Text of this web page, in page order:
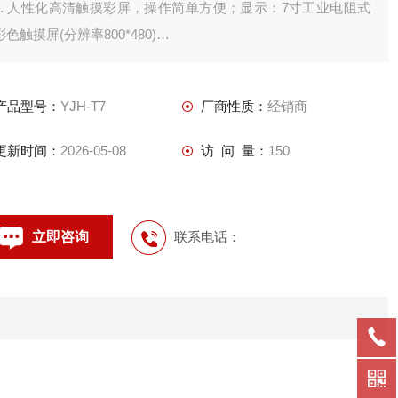
人性化高清触摸彩屏，操作简单方便；显示：7寸工业电阻式
色触摸屏(分辨率800*480)
自动生成称重记录，和各种管理报表；
品型号： YJH-T7 厂商性质： 经销商
新时间： 2026-05-08 访 问 量： 150
立即咨询 联系电话：